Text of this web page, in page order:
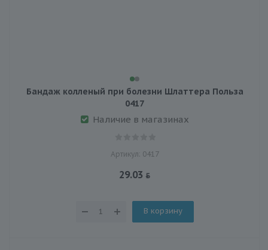
Бандаж колленый при болезни Шлаттера Польза
0417
Наличие в магазинах
Артикул: 0417
29.03
В корзину